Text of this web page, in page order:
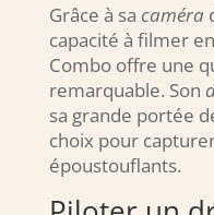
Grâce à sa caméra
capacité à filmer
Combo offre une
remarquable. Son
sa grande portée
choix pour
époustouflants.